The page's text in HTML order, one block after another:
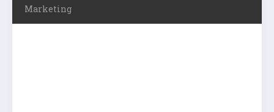
Marketing